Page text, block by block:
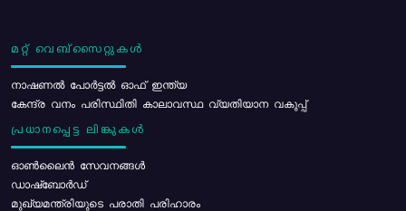
മറ്റ് വെബ്സൈറ്റുകൾ
നാഷണൽ പോർട്ടൽ ഓഫ് ഇന്ത്യ
കേന്ദ്ര വനം പരിസ്ഥിതി കാലാവസ്ഥ വ്യതിയാന വകുപ്പ്
പ്രധാനപ്പെട്ട ലിങ്കുകൾ
ഓൺലൈൻ സേവനങ്ങൾ
ഡാഷ്ബോർഡ്
മുഖ്യമന്ത്രിയുടെ പരാതി പരിഹാരം